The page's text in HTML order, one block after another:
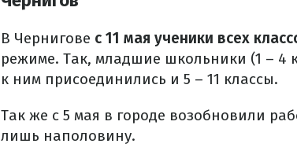
В Чернигове с 11 мая ученики всех
режиме. Так, младшие школьники (1 – 4
к ним присоединились и 5 – 11 классы.
Так же с 5 мая в городе возобновили
лишь наполовину.